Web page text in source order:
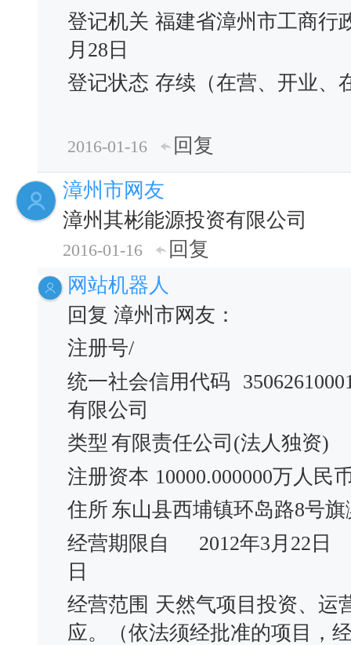
登记机关 福建省漳州市工商行
月28日
登记状态 存续（在营、开业、
2016-01-16
回复
漳州市网友
漳州其彬能源投资有限公司
2016-01-16
回复
网站机器人
回复 漳州市网友：
注册号/
统一社会信用代码
有限公司
类型 有限责任公司(法人独资)
注册资本 10000.000000万人民
住所 东山县西埔镇环岛路8号
经营期限自
2012年3月22日
日
经营范围 天然气项目投资、运
应。（依法须经批准的项目，